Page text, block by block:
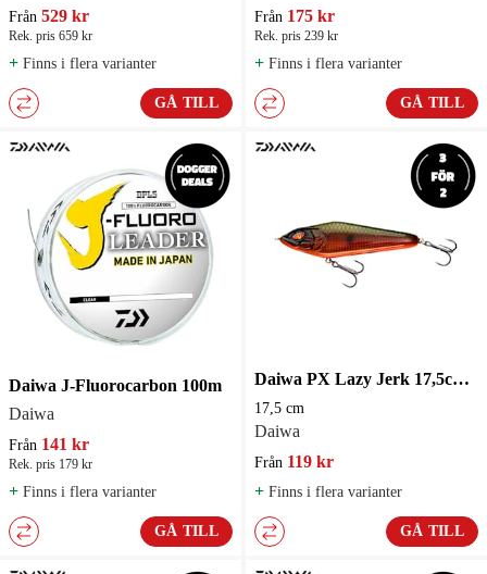
Från 529 kr
Rek. pris 659 kr
+ Finns i flera varianter
GÅ TILL
Från 175 kr
Rek. pris 239 kr
+ Finns i flera varianter
GÅ TILL
Daiwa J-Fluorocarbon 100m
Daiwa
Från 141 kr
Rek. pris 179 kr
+ Finns i flera varianter
GÅ TILL
Daiwa PX Lazy Jerk 17,5cm 118g Slow Sink Jerkbait 17,5 cm
17,5 cm
Daiwa
Från 119 kr
+ Finns i flera varianter
GÅ TILL